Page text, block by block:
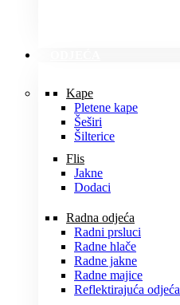
Kape
Pletene kape
Šeširi
Šilterice
Flis
Jakne
Dodaci
Radna odjeća
Radni prsluci
Radne hlače
Radne jakne
Radne majice
Reflektirajuća odjeća